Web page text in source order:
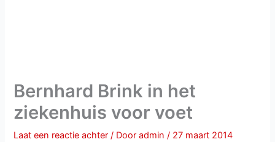
Bernhard Brink in het
ziekenhuis voor voet
Laat een reactie achter / Dooradmin/ 27 maart 2014